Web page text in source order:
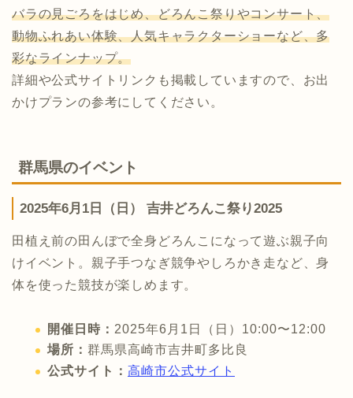
バラの見ごろをはじめ、どろんこ祭りやコンサート、
動物ふれあい体験、人気キャラクターショーなど、多
彩なラインナップ。
詳細や公式サイトリンクも掲載していますので、お出
かけプランの参考にしてください。
群馬県のイベント
2025年6月1日（日） 吉井どろんこ祭り2025
田植え前の田んぼで全身どろんこになって遊ぶ親子向
けイベント。親子手つなぎ競争やしろかき走など、身
体を使った競技が楽しめます。
開催日時： 2025年6月1日（日）10:00〜12:00
場所： 群馬県高崎市吉井町多比良
公式サイト： 高崎市公式サイト